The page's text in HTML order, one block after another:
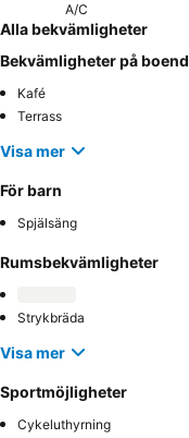
A/C
Alla bekvämligheter
Bekvämligheter på
Kafé
Terrass
Visa mer
För barn
Spjälsäng
Rumsbekvämligheter
Strykbräda
Visa mer
Sportmöjligheter
Cykeluthyrning